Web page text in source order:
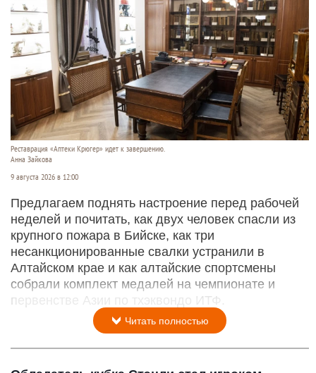
Реставрация «Аптеки Крюгер» идет к завершению.
Анна Зайкова
9 августа 2026 в 12:00
Предлагаем поднять настроение перед рабочей
неделей и почитать, как двух человек спасли из
крупного пожара в Бийске, как три
несанкционированные свалки устранили в
Алтайском крае и как алтайские спортсмены
собрали комплект медалей на чемпионате и
первенстве Азии по тхэквондо ИТФ.
Читать полностью